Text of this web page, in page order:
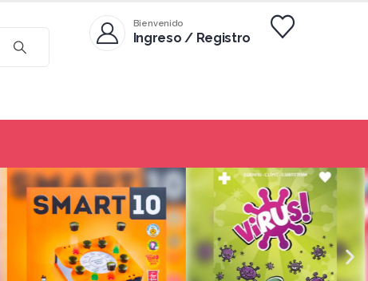
Bienvenido
Ingreso / Registro